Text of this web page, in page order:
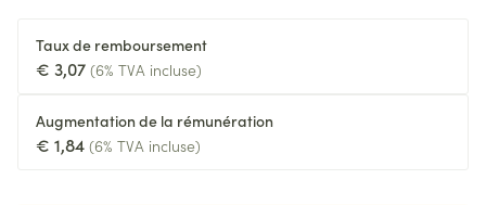
Taux de remboursement
€ 3,07 (6% TVA incluse)
Augmentation de la rémunération
€ 1,84 (6% TVA incluse)